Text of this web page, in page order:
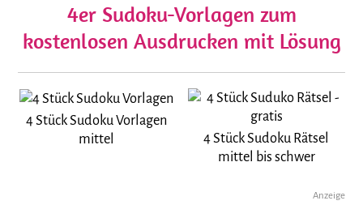
4er Sudoku-Vorlagen zum
kostenlosen Ausdrucken mit Lösung
4 Stück Sudoku Vorlagen
mittel
4 Stück Sudoku Rätsel
mittel bis schwer
Anzeige